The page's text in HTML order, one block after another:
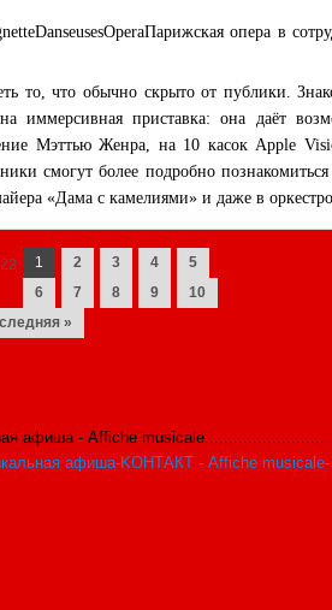
Парижская опера в
то, что обычно скрыто от публики.
иммерсивная приставка: она даёт
Мэттью Женра, на 10 касок Apple
смогут более подробно
«Дама с камелиями» и даже в
1 2 3 4
5
6
7 8 9
10
»
афиша - Affiche musicale.........................
афиша-KОНТАКТ - Affiche musicale-